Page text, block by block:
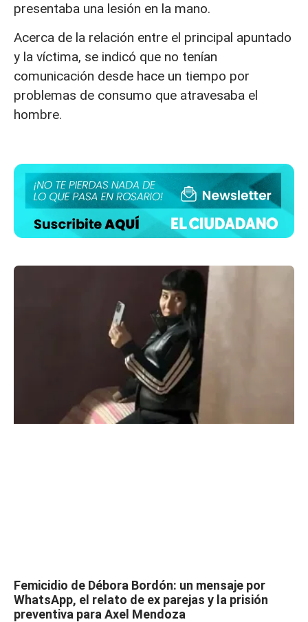
presentaba una lesión en la mano.
Acerca de la relación entre el principal apuntado
y la víctima, se indicó que no tenían
comunicación desde hace un tiempo por
problemas de consumo que atravesaba el
hombre.
Femicidio de Débora Bordón: un mensaje por
WhatsApp, el relato de ex parejas y la prisión
preventiva para Axel Mendoza